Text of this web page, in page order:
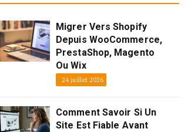
Migrer Vers Shopify
Depuis WooCommerce,
PrestaShop, Magento
Ou Wix
24 juillet 2026
Comment Savoir Si Un
Site Est Fiable Avant